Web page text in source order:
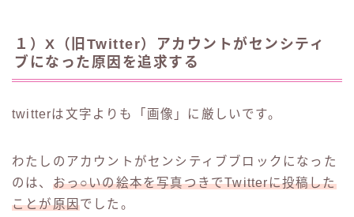
１）X（旧Twitter）アカウントがセンシティ
ブになった原因を追求する
twitterは文字よりも「画像」に厳しいです。
わたしのアカウントがセンシティブブロックになった
のは、 おっ○いの絵本を写真つきでTwitterに投稿した
ことが原因でした。